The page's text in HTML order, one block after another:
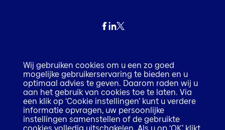
Wij gebruiken cookies om u een zo goed
mogelijke gebruikerservaring te bieden en u
optimaal advies te geven. Daarom raden wij u
aan het gebruik van cookies toe te laten. Via
een klik op ‘Cookie instellingen’ kunt u verdere
informatie opvragen, uw persoonlijke
instellingen samenstellen of de gebruikte
Fraude
Disclaimer